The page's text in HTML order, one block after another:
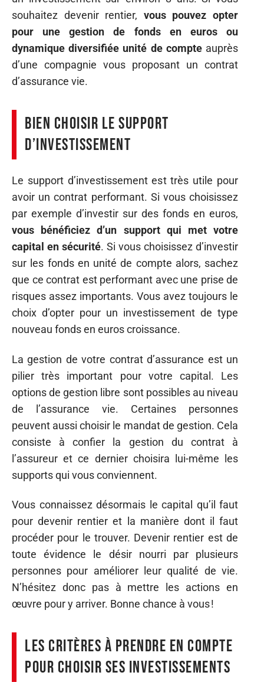
souhaitez devenir rentier, vous pouvez opter
pour une gestion de fonds en euros ou
dynamique diversifiée unité de compte auprès
d’une compagnie vous proposant un contrat
d’assurance vie.
Bien choisir le support
d’investissement
Le support d’investissement est très utile pour
avoir un contrat performant. Si vous choisissez
par exemple d’investir sur des fonds en euros,
vous bénéficiez d’un support qui met votre
capital en sécurité. Si vous choisissez d’investir
sur les fonds en unité de compte alors, sachez
que ce contrat est performant avec une prise de
risques assez importants. Vous avez toujours le
choix d’opter pour un investissement de type
nouveau fonds en euros croissance.
La gestion de votre contrat d’assurance est un
pilier très important pour votre capital. Les
options de gestion libre sont possibles au niveau
de l’assurance vie. Certaines personnes
peuvent aussi choisir le mandat de gestion. Cela
consiste à confier la gestion du contrat à
l’assureur et ce dernier choisira lui-même les
supports qui vous conviennent.
Vous connaissez désormais le capital qu’il faut
pour devenir rentier et la manière dont il faut
procéder pour le trouver. Devenir rentier est de
toute évidence le désir nourri par plusieurs
personnes pour améliorer leur qualité de vie.
N’hésitez donc pas à mettre les actions en
œuvre pour y arriver. Bonne chance à vous !
Les critères à prendre en compte
pour choisir ses investissements